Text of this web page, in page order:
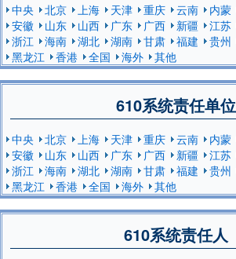
中央 北京 上海 天津 重庆 云南 内蒙
安徽
山东 山西 广东 广西 新疆 江苏
浙江
海南 湖北 湖南 甘肃 福建 贵州
黑龙江
香港 全国 海外 其他
610系统责任单位
中央 北京 上海 天津 重庆 云南 内蒙
安徽
山东 山西 广东 广西 新疆 江苏
浙江
海南 湖北 湖南 甘肃 福建 贵州
黑龙江
香港 全国 海外 其他
610系统责任人